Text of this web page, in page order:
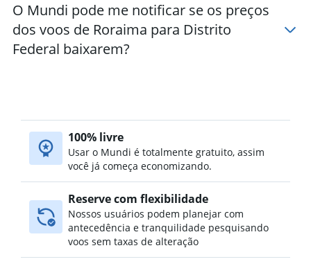
O Mundi pode me notificar se os preços
dos voos de Roraima para Distrito
Federal baixarem?
100% livre
Usar o Mundi é totalmente gratuito, assim
você já começa economizando.
Reserve com flexibilidade
Nossos usuários podem planejar com
antecedência e tranquilidade pesquisando
voos sem taxas de alteração